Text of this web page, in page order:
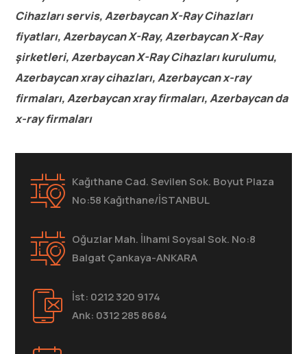
Cihazları servis, Azerbaycan X-Ray Cihazları
fiyatları, Azerbaycan X-Ray, Azerbaycan X-Ray
şirketleri, Azerbaycan X-Ray Cihazları kurulumu,
Azerbaycan xray cihazları, Azerbaycan x-ray
firmaları, Azerbaycan xray firmaları, Azerbaycan da
x-ray firmaları
Kağıthane Cad. Sevilen Sok. Boyut Plaza
No:58 Kağıthane/İSTANBUL
Oğuzlar Mah. İlhami Soysal Sok. No:8
Balgat Çankaya-ANKARA
İst: 0212 320 9174
Ank: 0312 285 8684